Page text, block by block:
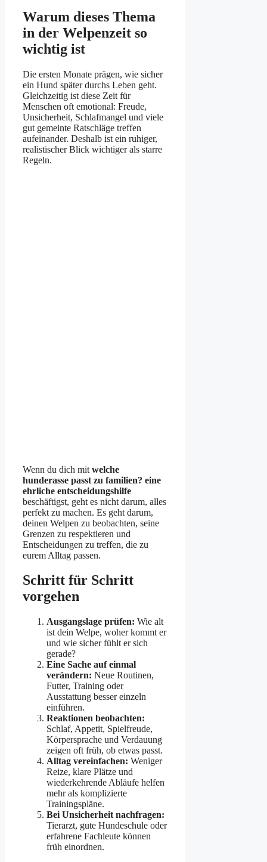
Warum dieses Thema
in der Welpenzeit so
wichtig ist
Die ersten Monate prägen, wie sicher
ein Hund später durchs Leben geht.
Gleichzeitig ist diese Zeit für
Menschen oft emotional: Freude,
Unsicherheit, Schlafmangel und viele
gut gemeinte Ratschläge treffen
aufeinander. Deshalb ist ein ruhiger,
realistischer Blick wichtiger als starre
Regeln.
Wenn du dich mit welche
hunderasse passt zu familien? eine
ehrliche entscheidungshilfe
beschäftigst, geht es nicht darum, alles
perfekt zu machen. Es geht darum,
deinen Welpen zu beobachten, seine
Grenzen zu respektieren und
Entscheidungen zu treffen, die zu
eurem Alltag passen.
Schritt für Schritt
vorgehen
Ausgangslage prüfen: Wie alt
ist dein Welpe, woher kommt er
und wie sicher fühlt er sich
gerade?
Eine Sache auf einmal
verändern: Neue Routinen,
Futter, Training oder
Ausstattung besser einzeln
einführen.
Reaktionen beobachten:
Schlaf, Appetit, Spielfreude,
Körpersprache und Verdauung
zeigen oft früh, ob etwas passt.
Alltag vereinfachen: Weniger
Reize, klare Plätze und
wiederkehrende Abläufe helfen
mehr als komplizierte
Trainingspläne.
Bei Unsicherheit nachfragen:
Tierarzt, gute Hundeschule oder
erfahrene Fachleute können
früh einordnen.